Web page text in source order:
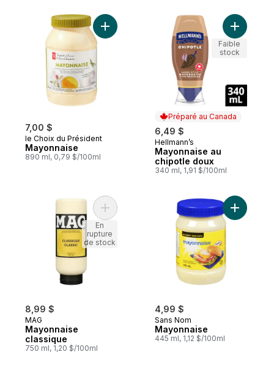
7,00 $
le Choix du Président
Mayonnaise
890 ml, 0,79 $/100ml
Ajouter Mayonnaise au panier
Préparé au Canada
6,49 $
Préparé au Canada
Hellmann’s
Mayonnaise au
chipotle doux
340 ml, 1,91 $/100ml
Ajouter
Faible
stock
8,99 $
MAG
Mayonnaise
classique
750 ml, 1,20 $/100ml
Ajouter Mayonnaise classique au panier
En
rupture
de stock
4,99 $
Sans Nom
Mayonnaise
445 ml, 1,12 $/100ml
Ajouter